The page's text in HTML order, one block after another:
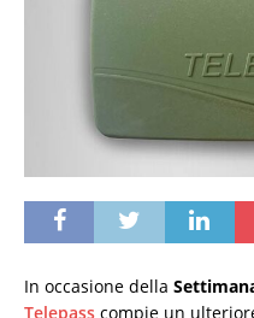
In occasione della
Telepass compie un